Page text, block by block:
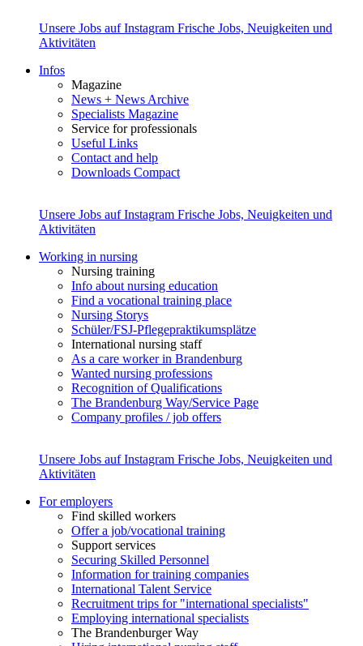
Unsere Jobs auf Instagram Frische Jobs, Neuigkeiten und
Aktivitäten
Infos
Magazine
News + News Archive
Specialists Magazine
Service for professionals
Useful Links
Contact and help
Downloads Compact
Unsere Jobs auf Instagram Frische Jobs, Neuigkeiten und
Aktivitäten
Working in nursing
Nursing training
Info about nursing education
Find a vocational training place
Nursing Storys
Schüler/FSJ-Pflegepraktikumsplätze
International nursing staff
As a care worker in Brandenburg
Wanted nursing professions
Recognition of Qualifications
The Brandenburg Way/Service Page
Company profiles / job offers
Unsere Jobs auf Instagram Frische Jobs, Neuigkeiten und
Aktivitäten
For employers
Find skilled workers
Offer a job/vocational training
Support services
Securing Skilled Personnel
Information for training companies
International Talent Service
Recruitment trips for "international specialists"
Employing international specialists
The Brandenburger Way